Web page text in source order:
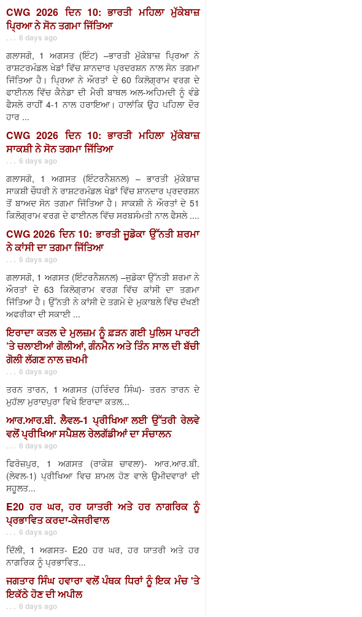
CWG 2026 ਦਿਨ 10: ਭਾਰਤੀ ਮਹਿਲਾ ਮੁੱਕੇਬਾਜ਼
ਪ੍ਰਿਆ ਨੇ ਸੋਨ ਤਗਮਾ ਜਿੱਤਿਆ
. . . 6 days ago
ਗਲਾਸਗੋ, 1 ਅਗਸਤ (ਇੰਟ) –ਭਾਰਤੀ ਮੁੱਕੇਬਾਜ਼ ਪ੍ਰਿਆ ਨੇ
ਰਾਸ਼ਟਰਮੰਡਲ ਖੇਡਾਂ ਵਿੱਚ ਸ਼ਾਨਦਾਰ ਪ੍ਰਦਰਸ਼ਨ ਨਾਲ ਸੋਨ ਤਗਮਾ
ਜਿੱਤਿਆ ਹੈ। ਪ੍ਰਿਆ ਨੇ ਔਰਤਾਂ ਦੇ 60 ਕਿਲੋਗ੍ਰਾਮ ਵਰਗ ਦੇ
ਫਾਈਨਲ ਵਿੱਚ ਕੈਨੇਡਾ ਦੀ ਮੈਰੀ ਬਾਥਲ ਅਲ-ਅਹਿਮਦੀ ਨੂੰ ਵੰਡੇ
ਫੈਸਲੇ ਰਾਹੀਂ 4-1 ਨਾਲ ਹਰਾਇਆ। ਹਾਲਾਂਕਿ ਉਹ ਪਹਿਲਾ ਦੌਰ
ਹਾਰ ...
CWG 2026 ਦਿਨ 10: ਭਾਰਤੀ ਮਹਿਲਾ ਮੁੱਕੇਬਾਜ਼
ਸਾਕਸ਼ੀ ਨੇ ਸੋਨ ਤਗਮਾ ਜਿੱਤਿਆ
. . . 6 days ago
ਗਲਾਸਗੋ, 1 ਅਗਸਤ (ਇੰਟਰਨੈਸ਼ਨਲ) – ਭਾਰਤੀ ਮੁੱਕੇਬਾਜ਼
ਸਾਕਸ਼ੀ ਚੌਧਰੀ ਨੇ ਰਾਸ਼ਟਰਮੰਡਲ ਖੇਡਾਂ ਵਿੱਚ ਸ਼ਾਨਦਾਰ ਪ੍ਰਦਰਸ਼ਨ
ਤੋਂ ਬਾਅਦ ਸੋਨ ਤਗਮਾ ਜਿੱਤਿਆ ਹੈ। ਸਾਕਸ਼ੀ ਨੇ ਔਰਤਾਂ ਦੇ 51
ਕਿਲੋਗ੍ਰਾਮ ਵਰਗ ਦੇ ਫਾਈਨਲ ਵਿੱਚ ਸਰਬਸੰਮਤੀ ਨਾਲ ਫੈਸਲੇ ....
CWG 2026 ਦਿਨ 10: ਭਾਰਤੀ ਜੂਡੋਕਾ ਉੱਨਤੀ ਸ਼ਰਮਾ
ਨੇ ਕਾਂਸੀ ਦਾ ਤਗਮਾ ਜਿੱਤਿਆ
. . . 6 days ago
ਗਲਾਸਗੋ, 1 ਅਗਸਤ (ਇੰਟਰਨੈਸ਼ਨਲ) –ਜੁਡੋਕਾ ਉੱਨਤੀ ਸ਼ਰਮਾ ਨੇ
ਔਰਤਾਂ ਦੇ 63 ਕਿਲੋਗ੍ਰਾਮ ਵਰਗ ਵਿੱਚ ਕਾਂਸੀ ਦਾ ਤਗਮਾ
ਜਿੱਤਿਆ ਹੈ। ਉੱਨਤੀ ਨੇ ਕਾਂਸੀ ਦੇ ਤਗਮੇ ਦੇ ਮੁਕਾਬਲੇ ਵਿੱਚ ਦੱਖਣੀ
ਅਫਰੀਕਾ ਦੀ ਸਕਾਈ ...
ਇਰਾਦਾ ਕਤਲ ਦੇ ਮੁਲਜ਼ਮ ਨੂੰ ਫ਼ੜਨ ਗਈ ਪੁਲਿਸ ਪਾਰਟੀ
’ਤੇ ਚਲਾਈਆਂ ਗੋਲੀਆਂ, ਗੰਨਮੈਨ ਅਤੇ ਤਿੰਨ ਸਾਲ ਦੀ ਬੱਚੀ
ਗੋਲੀ ਲੱਗਣ ਨਾਲ ਜ਼ਖਮੀ
. . . 6 days ago
ਤਰਨ ਤਾਰਨ, 1 ਅਗਸਤ (ਹਰਿੰਦਰ ਸਿੰਘ)- ਤਰਨ ਤਾਰਨ ਦੇ
ਮੁਹੱਲਾ ਮੁਰਾਦਪੁਰਾ ਵਿਖੇ ਇਰਾਦਾ ਕਤਲ...
ਆਰ.ਆਰ.ਬੀ. ਲੈਵਲ-1 ਪ੍ਰੀਖਿਆ ਲਈ ਉੱਤਰੀ ਰੇਲਵੇ
ਵਲੋਂ ਪ੍ਰੀਖਿਆ ਸਪੈਸ਼ਲ ਰੇਲਗੱਡੀਆਂ ਦਾ ਸੰਚਾਲਨ
. . . 6 days ago
ਫਿਰੋਜ਼ਪੁਰ, 1 ਅਗਸਤ (ਰਾਕੇਸ਼ ਚਾਵਲਾ)- ਆਰ.ਆਰ.ਬੀ.
(ਲੇਵਲ-1) ਪ੍ਰੀਖਿਆ ਵਿਚ ਸ਼ਾਮਲ ਹੋਣ ਵਾਲੇ ਉਮੀਦਵਾਰਾਂ ਦੀ
ਸਹੂਲਤ...
E20 ਹਰ ਘਰ, ਹਰ ਯਾਤਰੀ ਅਤੇ ਹਰ ਨਾਗਰਿਕ ਨੂੰ
ਪ੍ਰਭਾਵਿਤ ਕਰਦਾ-ਕੇਜਰੀਵਾਲ
. . . 6 days ago
ਦਿੱਲੀ, 1 ਅਗਸਤ- E20 ਹਰ ਘਰ, ਹਰ ਯਾਤਰੀ ਅਤੇ ਹਰ
ਨਾਗਰਿਕ ਨੂੰ ਪ੍ਰਭਾਵਿਤ...
ਜਗਤਾਰ ਸਿੰਘ ਹਵਾਰਾ ਵਲੋਂ ਪੰਥਕ ਧਿਰਾਂ ਨੂੰ ਇਕ ਮੰਚ 'ਤੇ
ਇਕੱਠੇ ਹੋਣ ਦੀ ਅਪੀਲ
. . . 6 days ago